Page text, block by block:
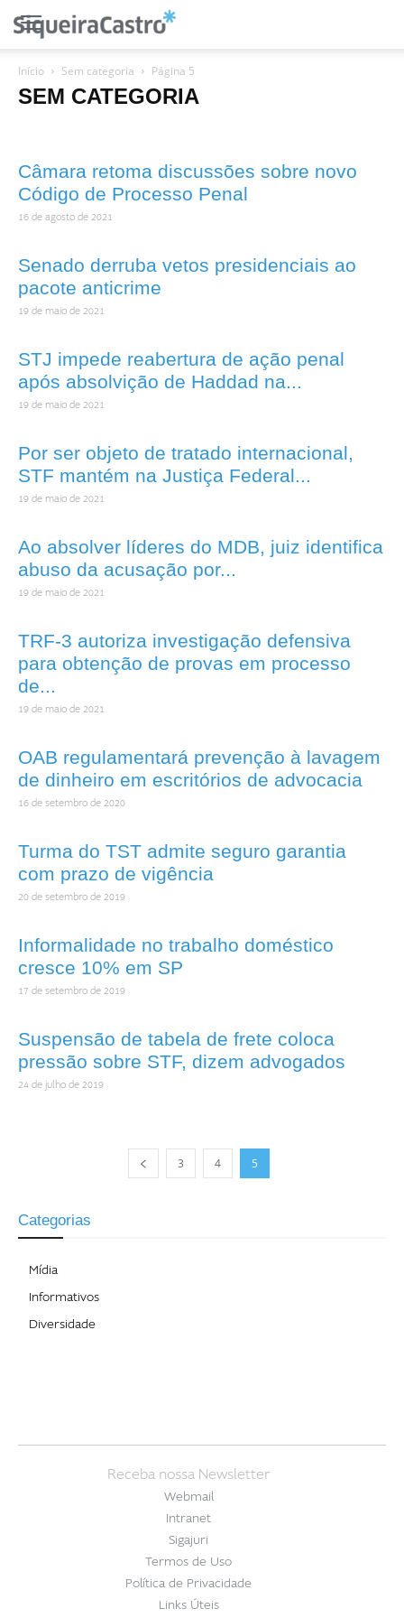
Início Sem categoria Página 5
SEM CATEGORIA
Câmara retoma discussões sobre novo
Código de Processo Penal
16 de agosto de 2021
Senado derruba vetos presidenciais ao
pacote anticrime
19 de maio de 2021
STJ impede reabertura de ação penal
após absolvição de Haddad na...
19 de maio de 2021
Por ser objeto de tratado internacional,
STF mantém na Justiça Federal...
19 de maio de 2021
Ao absolver líderes do MDB, juiz identifica
abuso da acusação por...
19 de maio de 2021
TRF-3 autoriza investigação defensiva
para obtenção de provas em processo
de...
19 de maio de 2021
OAB regulamentará prevenção à lavagem
de dinheiro em escritórios de advocacia
16 de setembro de 2020
Turma do TST admite seguro garantia
com prazo de vigência
20 de setembro de 2019
Informalidade no trabalho doméstico
cresce 10% em SP
17 de setembro de 2019
Suspensão de tabela de frete coloca
pressão sobre STF, dizem advogados
24 de julho de 2019
3 4 5
Categorias
Mídia
Informativos
Diversidade
Receba nossa Newsletter
Webmail
Intranet
Sigajuri
Termos de Uso
Política de Privacidade
Links Úteis